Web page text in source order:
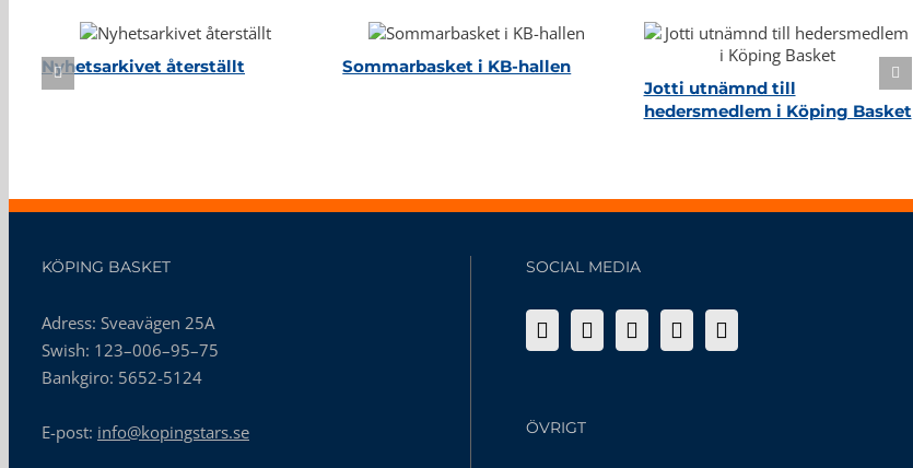
Nyhetsarkivet återställt
Sommarbasket i KB-hallen
Jotti utnämnd till
hedersmedlem i Köping Basket
KÖPING BASKET
Adress: Sveavägen 25A
Swish: 123–006–95–75
Bankgiro: 5652-5124
E-post: info@kopingstars.se
SOCIAL MEDIA
ÖVRIGT